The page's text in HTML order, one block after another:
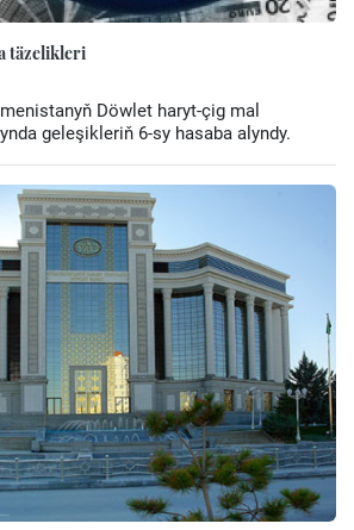
täzelikleri
Döwlet haryt-çig mal
geleşikleriň 6-sy hasaba alyndy.